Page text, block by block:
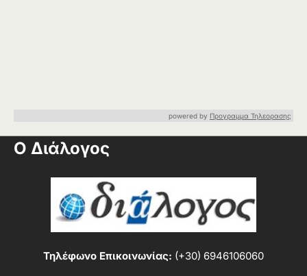
powered by Προγραμμα Τηλεορασης
Ο Διάλογος
Τηλέφωνο Επικοινωνίας: (+30) 6946106060